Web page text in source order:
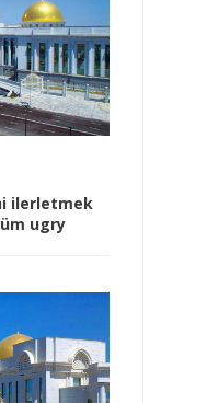
ilerletmek
ugry